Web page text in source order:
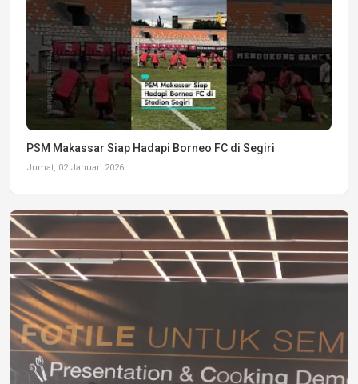
PSM Makassar Siap Hadapi Borneo FC di Segiri
Jumat, 02 Januari 2026